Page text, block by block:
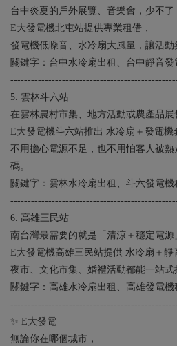
台中炎夏的戶外展覽、音樂會，少不了
E大發電機北屯站提供專業租借，
發電機低噪音、水冷扇大風量，讓活動
關鍵字：台中水冷扇出租、台中靜音
5. 雲林斗六站
在雲林農村市集、地方活動或農產品展
E大發電機斗六站推出 水冷扇＋發電機
不用擔心電源不足，也不用怕客人被
碼。
關鍵字：雲林水冷扇出租、斗六發電
6. 高雄三民站
南台灣最需要的就是「清涼＋穩定電源
E大發電機高雄三民站提供 水冷扇＋靜
夜市、文化市集、婚禮活動都能一站式
關鍵字：高雄水冷扇出租、高雄發電
✨ E大發電
無論你在哪個城市，